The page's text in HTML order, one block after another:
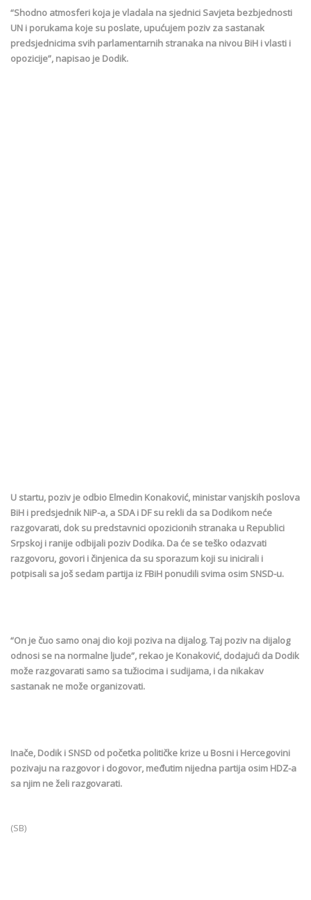
“Shodno atmosferi koja je vladala na sjednici Savjeta bezbjednosti
UN i porukama koje su poslate, upućujem poziv za sastanak
predsjednicima svih parlamentarnih stranaka na nivou BiH i vlasti i
opozicije”, napisao je Dodik.
U startu, poziv je odbio Elmedin Konaković, ministar vanjskih poslova
BiH i predsjednik NiP-a, a SDA i DF su rekli da sa Dodikom neće
razgovarati, dok su predstavnici opozicionih stranaka u Republici
Srpskoj i ranije odbijali poziv Dodika. Da će se teško odazvati
razgovoru, govori i činjenica da su sporazum koji su inicirali i
potpisali sa još sedam partija iz FBiH ponudili svima osim SNSD-u.
“On je čuo samo onaj dio koji poziva na dijalog. Taj poziv na dijalog
odnosi se na normalne ljude”, rekao je Konaković, dodajući da Dodik
može razgovarati samo sa tužiocima i sudijama, i da nikakav
sastanak ne može organizovati.
Inače, Dodik i SNSD od početka političke krize u Bosni i Hercegovini
pozivaju na razgovor i dogovor, međutim nijedna partija osim HDZ-a
sa njim ne želi razgovarati.
(SB)